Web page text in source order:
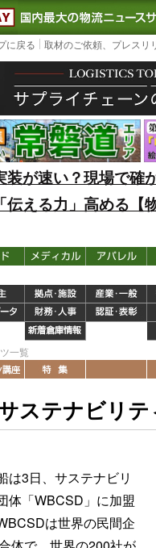
LOGISTICS TODAY｜
に戻る 取材のご依頼、プレスリ
装が速い？現場で確
伝える力」高める【
一覧
ステナビリ
は3日、サステナビリ
体「WBCSD」に加盟
は世界の民間企